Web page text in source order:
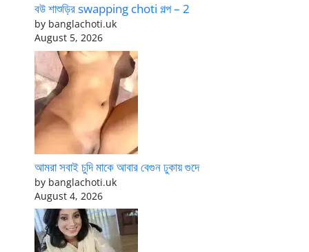
বউ শাশুড়ির swapping choti গল্প – 2
by banglachoti.uk
August 5, 2026
আমরা সবাই চুদি মাকে আবার বেগুন ঢুকায় গুদে
by banglachoti.uk
August 4, 2026